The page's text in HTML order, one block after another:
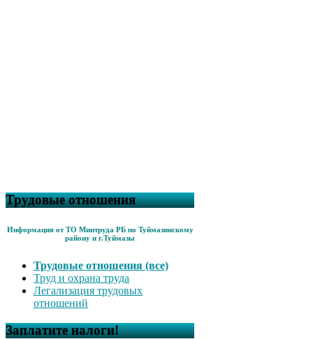
Трудовые отношения
Информация от ТО Минтруда РБ по Туймазинскому
району и г.Туймазы
Трудовые отношения (все)
Труд и охрана труда
Легализация трудовых
отношений
Заплатите налоги!